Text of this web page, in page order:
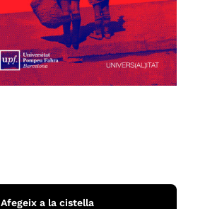
Afegeix a la cistella